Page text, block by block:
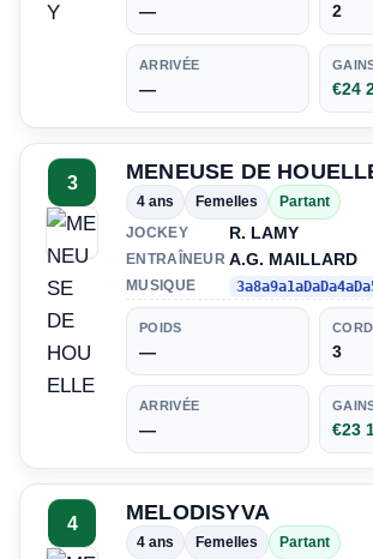
— 2
ARRIVÉE
— €24
3 MENEUSE DE
4 ans Femelles
Partant
JOCKEY
R. LAMY
ENTRAÎNEUR A.G. MAILLARD
MUSIQUE
POIDS
— 3
ARRIVÉE
— €23
4 MELODISYVA
4 ans Femelles Partant